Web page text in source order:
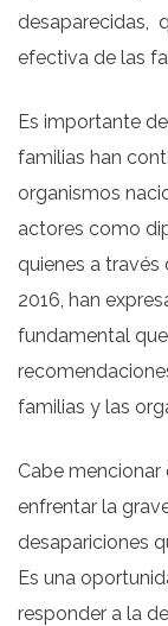
desaparecidas,
efectiva de las
Es importante
familias han
organismos
actores como
quienes a
2016, han
fundamental
familias y las
Cabe mencionar
enfrentar la
desapariciones
Es una
responder a la